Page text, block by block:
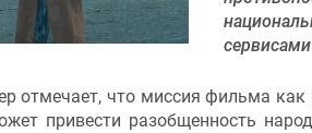
отмечает, что миссия фильма
привести разобщенность